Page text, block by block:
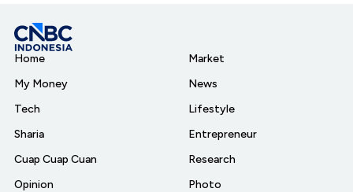
Home
My Money
Tech
Sharia
Cuap Cuap Cuan
Opinion
Market
News
Lifestyle
Entrepreneur
Research
Photo